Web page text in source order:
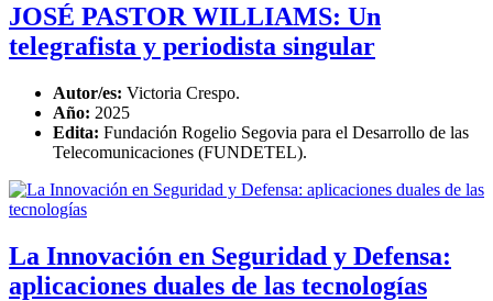
JOSÉ PASTOR WILLIAMS: Un
telegrafista y periodista singular
Autor/es: Victoria Crespo.
Año: 2025
Edita: Fundación Rogelio Segovia para el Desarrollo de las
Telecomunicaciones (FUNDETEL).
La Innovación en Seguridad y Defensa:
aplicaciones duales de las tecnologías